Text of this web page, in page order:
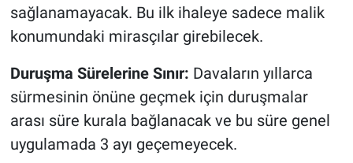
sağlanamayacak. Bu ilk ihaleye sadece malik
konumundaki mirasçılar girebilecek.
Duruşma Sürelerine Sınır: Davaların yıllarca
sürmesinin önüne geçmek için duruşmalar
arası süre kurala bağlanacak ve bu süre genel
uygulamada 3 ayı geçemeyecek.